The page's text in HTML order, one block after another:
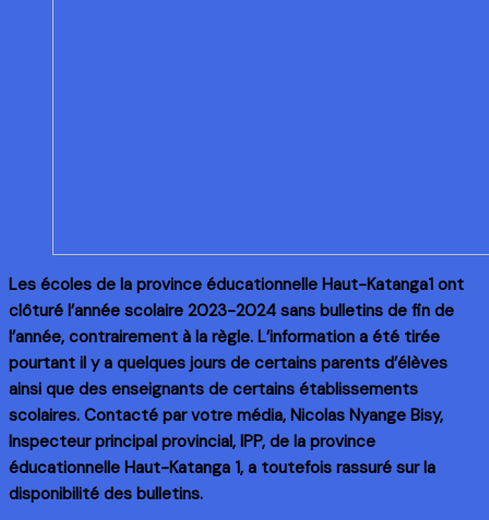
Les écoles de la province éducationnelle Haut-Katanga1 ont
clôturé l’année scolaire 2023-2024 sans bulletins de fin de
l’année, contrairement à la règle. L’information a été tirée
pourtant il y a quelques jours de certains parents d’élèves
ainsi que des enseignants de certains établissements
scolaires. Contacté par votre média, Nicolas Nyange Bisy,
Inspecteur principal provincial, IPP, de la province
éducationnelle Haut-Katanga 1, a toutefois rassuré sur la
disponibilité des bulletins.